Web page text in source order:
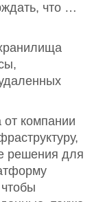
что …
компании
решения для